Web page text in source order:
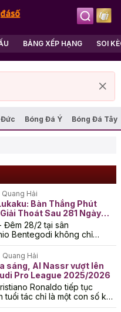
BẢNG XẾP HẠNG SOI
Đức Bóng Đá Ý Bóng Đá Tây
Quang Hải
Bàn Thắng Phút
Thoát Sau 281 Ngày
Đêm 28/2 tại sân
Bentegodi không chỉ
chiến thắng nhọc nhằn
mà còn khắc họa khoảnh
Quang Hải
sáng, Al Nassr vượt lên
Pro League 2025/2026
Ronaldo tiếp tục
tuổi tác chỉ là một con số khi
rỡ, ghi dấu giày vào 2...